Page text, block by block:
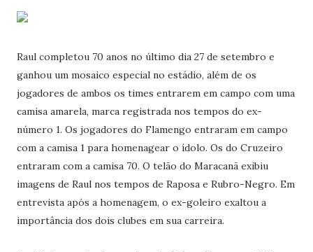
Raul completou 70 anos no último dia 27 de setembro e
ganhou um mosaico especial no estádio, além de os
jogadores de ambos os times entrarem em campo com uma
camisa amarela, marca registrada nos tempos do ex-
número 1. Os jogadores do Flamengo entraram em campo
com a camisa 1 para homenagear o ídolo. Os do Cruzeiro
entraram com a camisa 70. O telão do Maracanã exibiu
imagens de Raul nos tempos de Raposa e Rubro-Negro. Em
entrevista após a homenagem, o ex-goleiro exaltou a
importância dos dois clubes em sua carreira.